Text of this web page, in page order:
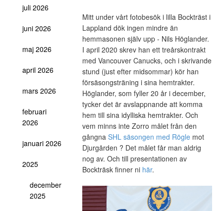
juli 2026
juni 2026
maj 2026
april 2026
mars 2026
februari
2026
januari 2026
2025
december
2025
Mitt under vårt fotobesök i lilla Bockträst i
Lappland dök ingen mindre än
hemmasonen själv upp - Nils Höglander.
I april 2020 skrev han ett treårskontrakt
med Vancouver Canucks, och i skrivande
stund (just efter midsommar) kör han
försäsongsträning i sina hemtrakter.
Höglander, som fyller 20 år i december,
tycker det är avslappnande att komma
hem till sina idylliska hemtrakter. Och
vem minns inte Zorro målet från den
gångna SHL säsongen med Röglemot
Djurgården ? Det målet får man aldrig
nog av. Och till presentationen av
Bockträsk finner ni här.